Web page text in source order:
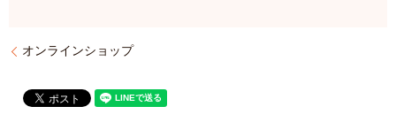
オンラインショップ